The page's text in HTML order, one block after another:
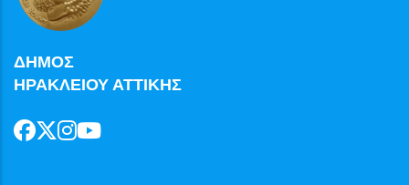
ΔΗΜΟΣ
ΗΡΑΚΛΕΙΟΥ ΑΤΤΙΚΗΣ